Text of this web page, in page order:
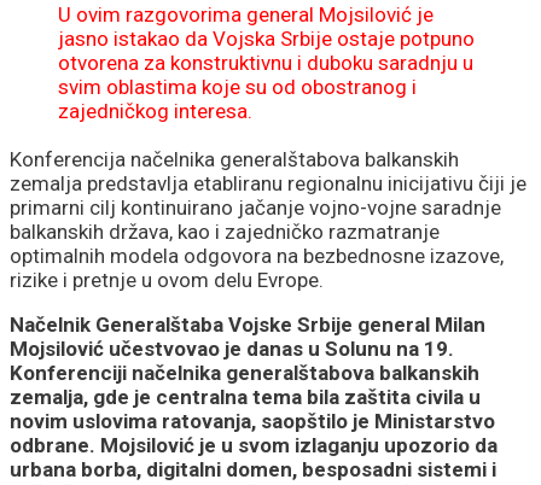
U ovim razgovorima general Mojsilović je
jasno istakao da Vojska Srbije ostaje potpuno
otvorena za konstruktivnu i duboku saradnju u
svim oblastima koje su od obostranog i
zajedničkog interesa.
Konferencija načelnika generalštabova balkanskih
zemalja predstavlja etabliranu regionalnu inicijativu čiji je
primarni cilj kontinuirano jačanje vojno-vojne saradnje
balkanskih država, kao i zajedničko razmatranje
optimalnih modela odgovora na bezbednosne izazove,
rizike i pretnje u ovom delu Evrope.
Načelnik Generalštaba Vojske Srbije general Milan
Mojsilović učestvovao je danas u Solunu na 19.
Konferenciji načelnika generalštabova balkanskih
zemalja, gde je centralna tema bila zaštita civila u
novim uslovima ratovanja, saopštilo je Ministarstvo
odbrane. Mojsilović je u svom izlaganju upozorio da
urbana borba, digitalni domen, besposadni sistemi i